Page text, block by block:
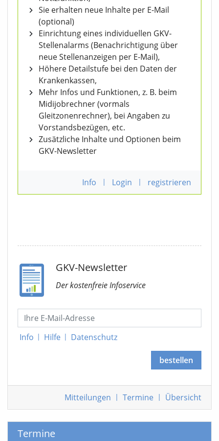
Sie erhalten neue Inhalte per E-Mail
(optional)
Einrichtung eines individuellen GKV-
Stellenalarms (Benachrichtigung über
neue Stellenanzeigen per E-Mail),
Höhere Detailstufe bei den Daten der
Krankenkassen,
Mehr Infos und Funktionen, z. B. beim
Midijobrechner (vormals
Gleitzonenrechner), bei Angaben zu
Vorstandsbezügen, etc.
Zusätzliche Inhalte und Optionen beim
GKV-Newsletter
Info | Login | registrieren
GKV-Newsletter
Der kostenfreie Infoservice
Info | Hilfe | Datenschutz
bestellen
Mitteilungen | Termine | Übersicht
Termine